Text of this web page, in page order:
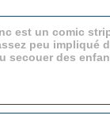
est un comic
peu impliqué
secouer des